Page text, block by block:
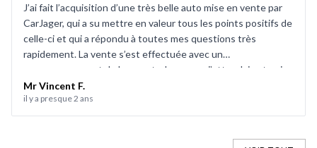
J’ai fait l’acquisition d’une très belle auto mise en vente par
CarJager, qui a su mettre en valeur tous les points positifs de
celle-ci et qui a répondu à toutes mes questions très
rapidement. La vente s’est effectuée avec un
accompagnement de leur part, chose que j’attendais et qui
m’a complètement rassuré. Une société sérieuse que je
recommande fortement. Je pense que, si une nouvelle
recherche devait se faire, je consulterais leur site sans aucun
Mr Vincent F.
il y a presque 2 ans